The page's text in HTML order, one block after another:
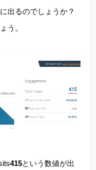
出るのでしょうか？
う。
415という数値が出